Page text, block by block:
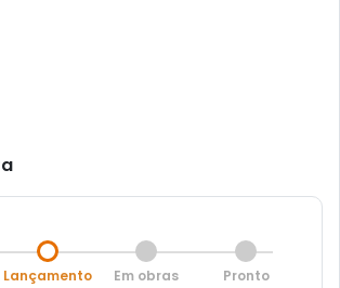
Lançamento Em obras Pronto